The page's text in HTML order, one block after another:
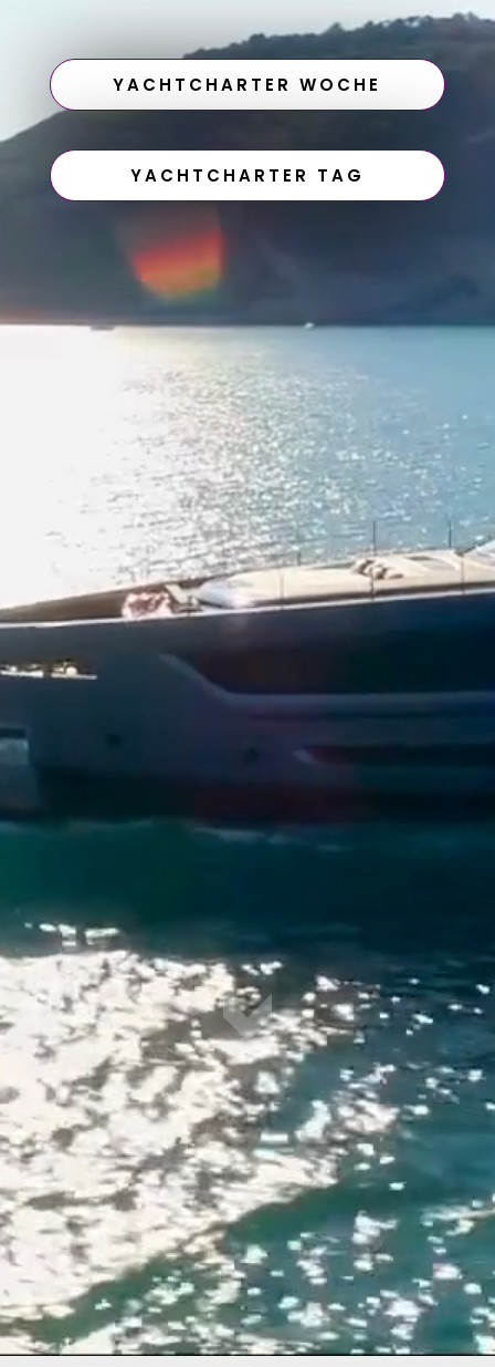
YACHTCHARTER WOCHE
YACHTCHARTER TAG